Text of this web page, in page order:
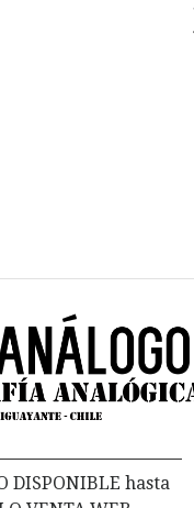
DISPONIBLE hasta